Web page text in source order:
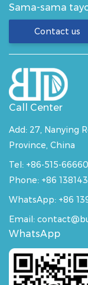
Sama-sama
Contact us
Call Center
Add: 27, Nanying
Province, China
Tel: +86-515-
Phone: +86
WhatsApp: +86
Email:
WhatsApp